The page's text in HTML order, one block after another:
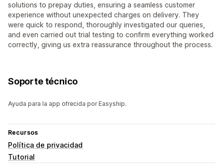
solutions to prepay duties, ensuring a seamless customer
experience without unexpected charges on delivery. They
were quick to respond, thoroughly investigated our queries,
and even carried out trial testing to confirm everything worked
correctly, giving us extra reassurance throughout the process.
Soporte técnico
Ayuda para la app ofrecida por Easyship.
Recursos
Política de privacidad
Tutorial